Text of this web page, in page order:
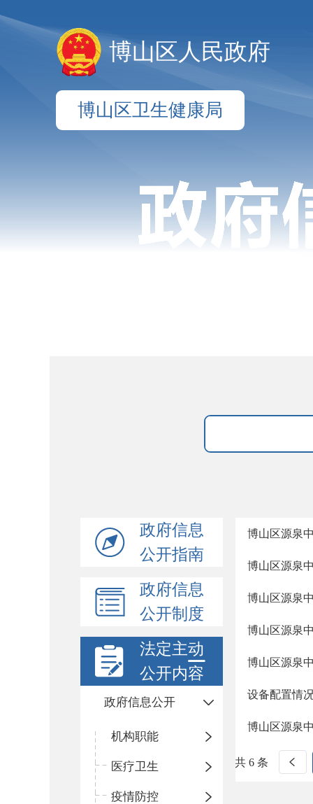
博山区人民政府
博山区卫生健康局
政府信息
公开指南
政府信息
公开制度
法定主动
公开内容
政府信息公开
机构职能
医疗卫生
疫情防控
博山区源泉
博山区源泉
博山区源泉
博山区源泉
博山区源泉
设备配置情
博山区源泉
共 6 条